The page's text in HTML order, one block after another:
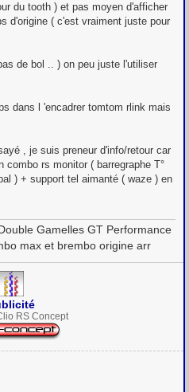
du tooth ) et pas moyen d'afficher
d'origine ( c'est vraiment juste pour
de bol .. ) on peu juste l'utiliser
dans l 'encadrer tomtom rlink mais
, je suis preneur d'info/retour car
rs monitor ( barregraphe T°
) + support tel aimanté ( waze ) en
Gamelles GT Performance
max et brembo origine arr
RS Concept